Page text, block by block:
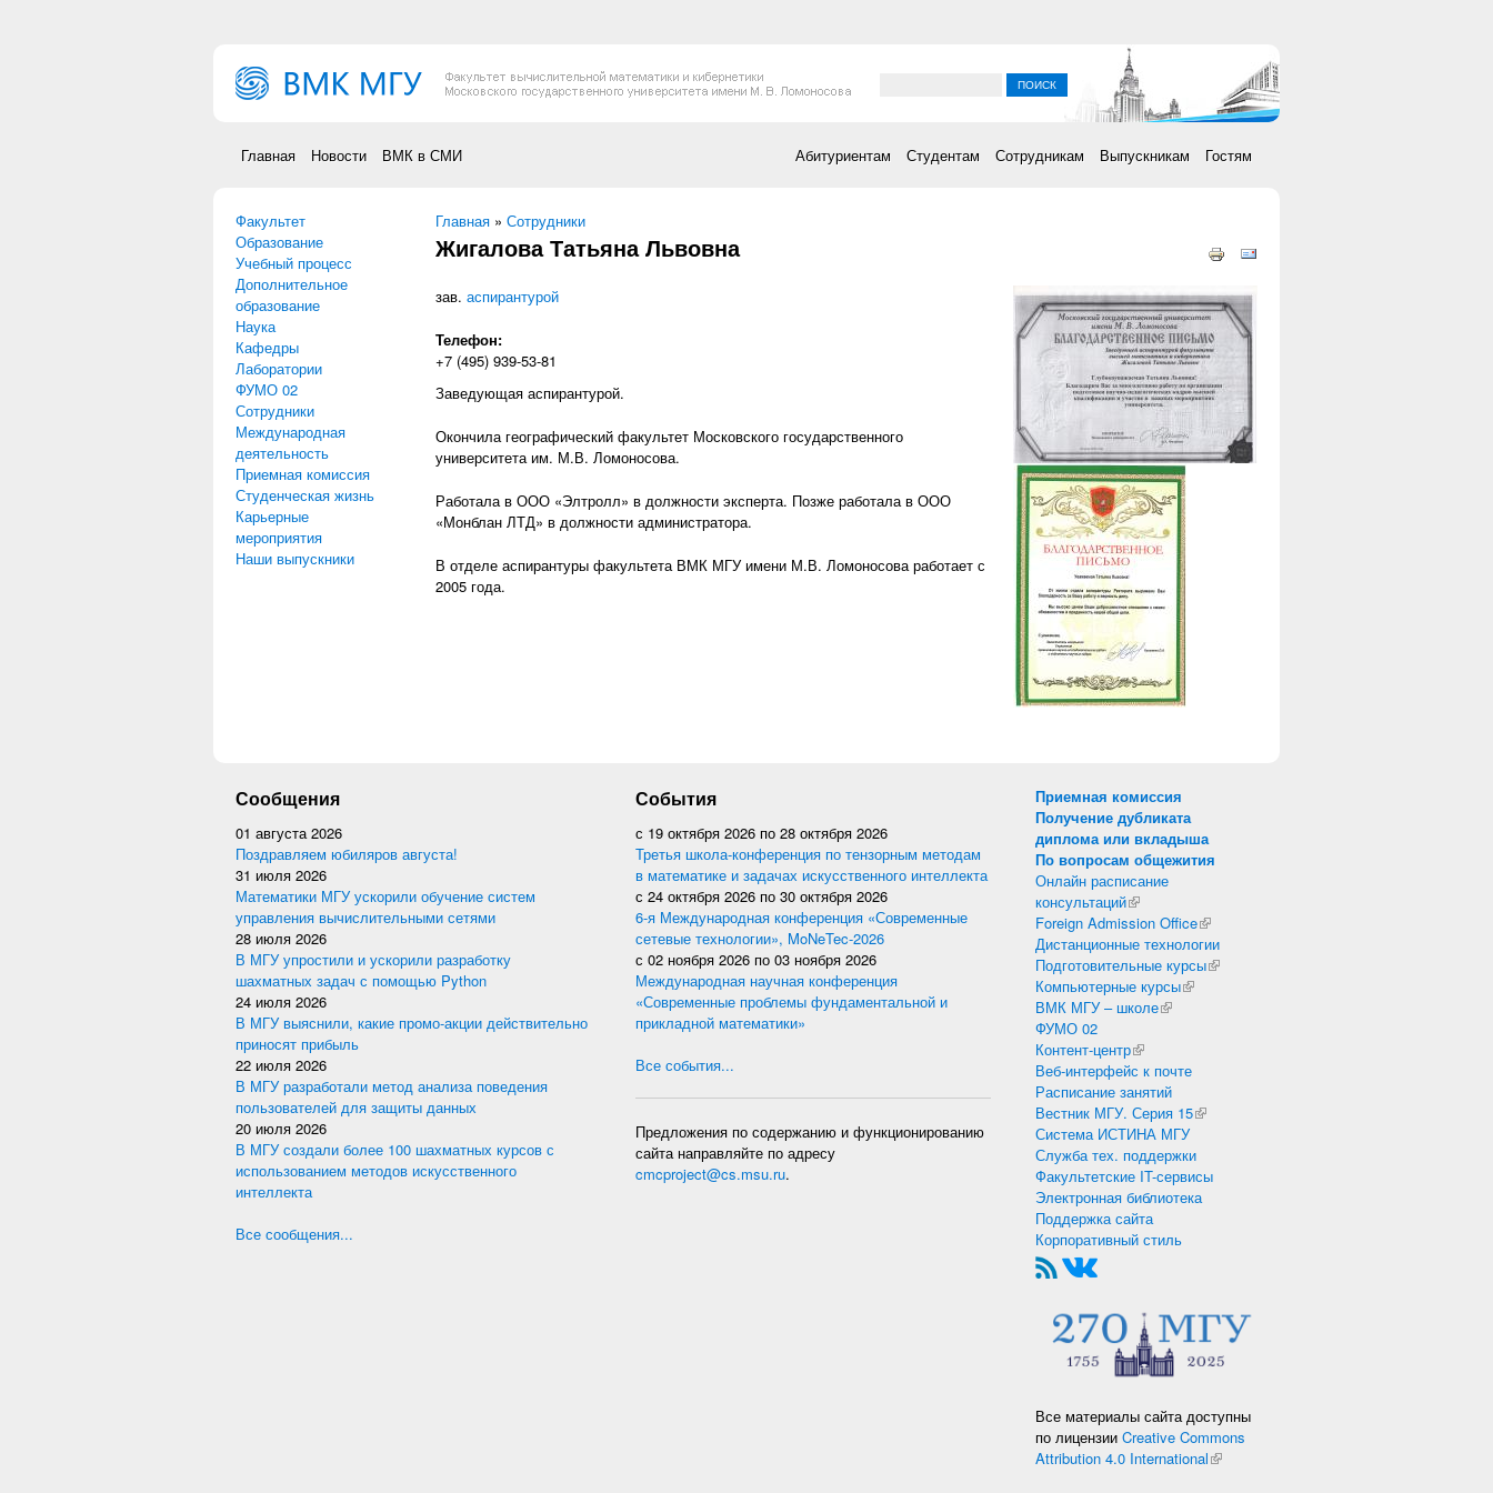
Главная Новости ВМК в СМИ Абитуриентам Студентам Сотрудникам Выпускникам Гостям
Факультет
Образование
Учебный процесс
Дополнительное
образование
Наука
Кафедры
Лаборатории
ФУМО 02
Сотрудники
Международная
деятельность
Приемная комиссия
Студенческая жизнь
Карьерные
мероприятия
Наши выпускники
Вы здесь
Главная » Сотрудники
Жигалова Татьяна Львовна
зав. аспирантурой
Телефон:
+7 (495) 939-53-81
Заведующая аспирантурой.
Окончила географический факультет Московского государственного
университета им. М.В. Ломоносова.
Работала в ООО «Элтролл» в должности эксперта. Позже работала в ООО
«Монблан ЛТД» в должности администратора.
В отделе аспирантуры факультета ВМК МГУ имени М.В. Ломоносова работает с
2005 года.
Сообщения
01 августа 2026
Поздравляем юбиляров августа!
31 июля 2026
Математики МГУ ускорили обучение систем
управления вычислительными сетями
28 июля 2026
В МГУ упростили и ускорили разработку
шахматных задач с помощью Python
24 июля 2026
В МГУ выяснили, какие промо-акции действительно
приносят прибыль
22 июля 2026
В МГУ разработали метод анализа поведения
пользователей для защиты данных
20 июля 2026
В МГУ создали более 100 шахматных курсов с
использованием методов искусственного
интеллекта
Все сообщения...
События
с 19 октября 2026 по 28 октября 2026
Третья школа-конференция по тензорным методам
в математике и задачах искусственного интеллекта
с 24 октября 2026 по 30 октября 2026
6-я Международная конференция «Современные
сетевые технологии», MoNeTec-2026
с 02 ноября 2026 по 03 ноября 2026
Международная научная конференция
«Современные проблемы фундаментальной и
прикладной математики»
Все события...
Предложения по содержанию и функционированию
сайта направляйте по адресу
cmcproject@cs.msu.ru.
Приемная комиссия
Получение дубликата
диплома или вкладыша
По вопросам общежития
Онлайн расписание
консультаций(внешняя ссылка)
Foreign Admission Office(внешняя ссылка)
Дистанционные технологии
Подготовительные курсы(внешняя ссылка)
Компьютерные курсы(внешняя ссылка)
ВМК МГУ – школе(внешняя ссылка)
ФУМО 02
Контент-центр(внешняя ссылка)
Веб-интерфейс к почте
Расписание занятий
Вестник МГУ. Серия 15(внешняя ссылка)
Система ИСТИНА МГУ
Служба тех. поддержки
Факультетские IT-сервисы
Электронная библиотека
Поддержка сайта
Корпоративный стиль
Все материалы сайта доступны
по лицензии Creative Commons
Attribution 4.0 International(внешняя ссылка)